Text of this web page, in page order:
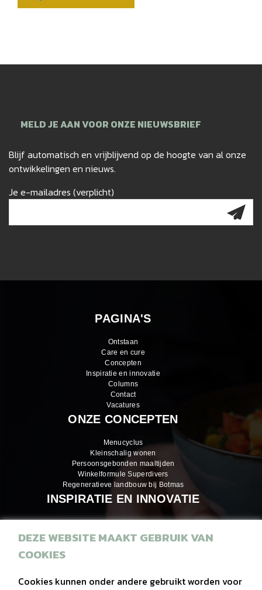
MELD JE AAN VOOR ONZE NIEUWSBRIEF
Blijf automatisch en vrijblijvend op de hoogte van al onze
ontwikkelingen en nieuws.
Je e-mailadres (verplicht)
PAGINA'S
Ontstaan
Care en cure
Concepten
Inspiratie en innovatie
Columns
Contact
Vacatures
ONZE CONCEPTEN
Menucyclus
Kleinschalig wonen
Persoonsgebonden maaltijden
Winkelformule Superdivers
Regeneratieve landbouw bij Botmas
INSPIRATIE EN INNOVATIE
Inspiratiemagazines
DEZE WEBSITE MAAKT GEBRUIK VAN
COOKIES
Cookies kunnen onder andere gebruikt worden voor